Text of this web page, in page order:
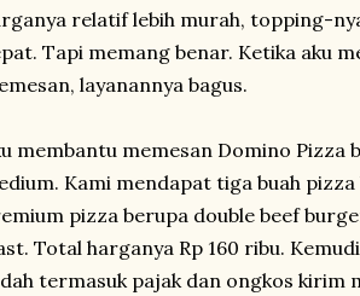
relatif lebih murah, topping-
Tapi memang benar. Ketika aku
layanannya bagus.
membantu memesan Domino Pizza
Kami mendapat tiga buah
pizza berupa double beef
Total harganya Rp 160 ribu.
termasuk pajak dan ongkos kirim